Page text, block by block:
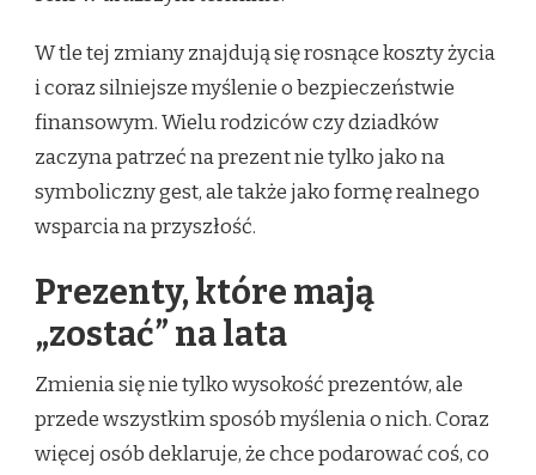
W tle tej zmiany znajdują się rosnące koszty życia
i coraz silniejsze myślenie o bezpieczeństwie
finansowym. Wielu rodziców czy dziadków
zaczyna patrzeć na prezent nie tylko jako na
symboliczny gest, ale także jako formę realnego
wsparcia na przyszłość.
Prezenty, które mają
„zostać” na lata
Zmienia się nie tylko wysokość prezentów, ale
przede wszystkim sposób myślenia o nich. Coraz
więcej osób deklaruje, że chce podarować coś, co